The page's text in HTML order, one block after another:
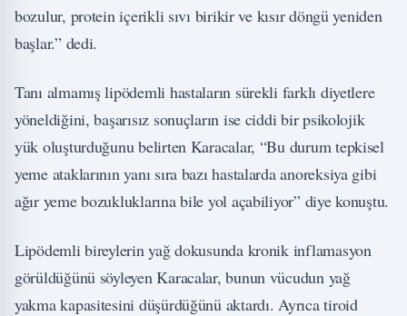
bozulur, protein içerikli sıvı birikir ve kısır döngü yeniden
başlar.” dedi.
Tanı almamış lipödemli hastaların sürekli farklı diyetlere
yöneldiğini, başarısız sonuçların ise ciddi bir psikolojik
yük oluşturduğunu belirten Karacalar, “Bu durum tepkisel
yeme ataklarının yanı sıra bazı hastalarda anoreksiya gibi
ağır yeme bozukluklarına bile yol açabiliyor” diye konuştu.
Lipödemli bireylerin yağ dokusunda kronik inflamasyon
görüldüğünü söyleyen Karacalar, bunun vücudun yağ
yakma kapasitesini düşürdüğünü aktardı. Ayrıca tiroid